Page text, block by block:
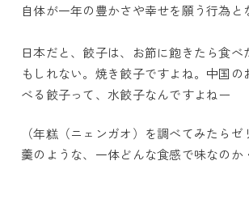
自体が一年の豊かさや幸せを願う行為と
日本だと、餃子は、お節に飽きたら食べ
もしれない。焼き餃子ですよね。中国の
べる餃子って、水餃子なんですよねー
（年糕（ニェンガオ）を調べてみたら
羹のような、一体どんな食感で味なのか